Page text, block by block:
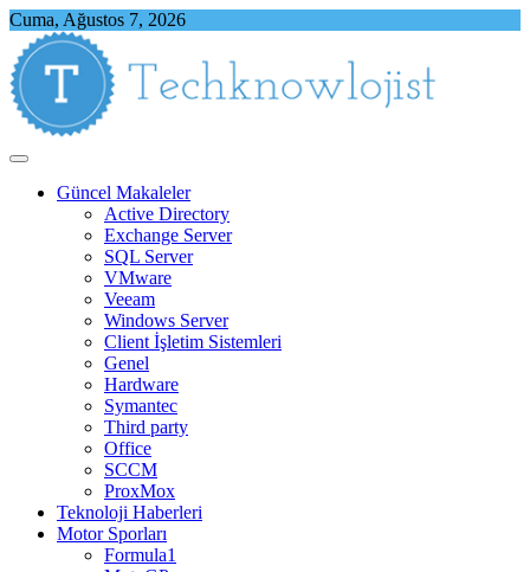
Skip
content
Cuma, Ağustos 7, 2026
Güncel Makaleler
Active Directory
Exchange Server
SQL Server
VMware
Veeam
Windows Server
Client İşletim Sistemleri
Genel
Hardware
Symantec
Third party
Office
SCCM
ProxMox
Teknoloji Haberleri
Motor Sporları
Formula1